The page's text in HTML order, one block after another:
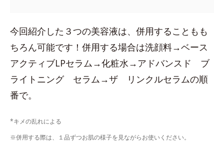
今回紹介した３つの美容液は、併用することもも
ちろん可能です！併用する場合は洗顔料→ベース
アクティブLPセラム→化粧水→アドバンスド ブ
ライトニング セラム→ザ リンクルセラムの順
番で。
*キメの乱れによる
※併用する際は、１品ずつお肌の様子を見ながらお使いください。